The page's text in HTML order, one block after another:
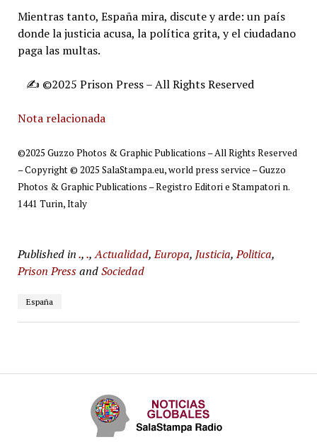
Mientras tanto, España mira, discute y arde: un país
donde la justicia acusa, la política grita, y el ciudadano
paga las multas.
✍️ ©️2025 Prison Press – All Rights Reserved
Nota relacionada
©️2025 Guzzo Photos & Graphic Publications – All Rights Reserved
– Copyright ©️ 2025 SalaStampa.eu, world press service – Guzzo
Photos & Graphic Publications – Registro Editori e Stampatori n.
1441 Turin, Italy
Published in.,.,Actualidad,Europa, Justicia,Politica,
Prison PressandSociedad
España